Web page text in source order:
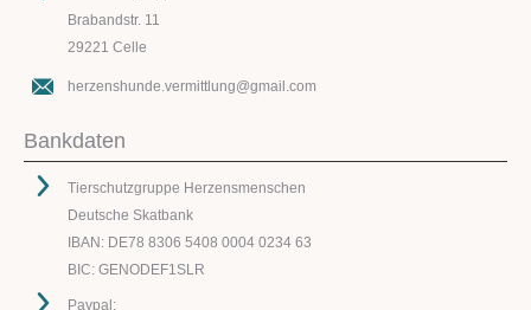
Brabandstr. 11
29221 Celle
herzenshunde.vermittlung@gmail.com
Bankdaten
Tierschutzgruppe Herzensmenschen
Deutsche Skatbank
IBAN: DE78 8306 5408 0004 0234 63
BIC: GENODEF1SLR
Paypal: